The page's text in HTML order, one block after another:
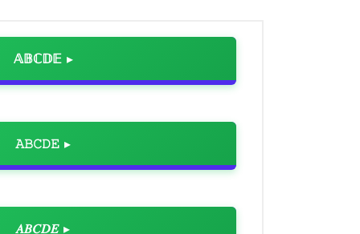
𝔸𝔹ℂ𝔻𝔼
𝙰𝙱𝙲𝙳𝙴
𝐴𝐵𝐶𝐷𝐸